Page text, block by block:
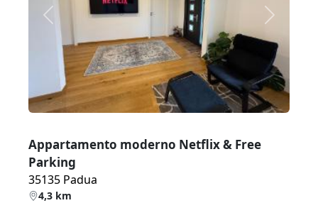
Zurück Weiter
Appartamento moderno Netflix & Free
Parking
35135 Padua
4,3 km